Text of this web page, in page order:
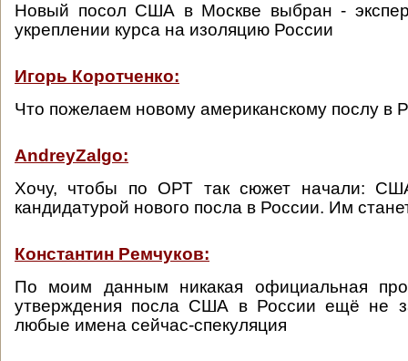
Новый посол США в Москве выбран -
укреплении курса на изоляцию России
Игорь Коротченко:
Что пожелаем новому американскому послу в
AndreyZalgo:
Хочу, чтобы по ОРТ так сюжет начали:
кандидатурой нового посла в России. Им
Константин Ремчуков:
По моим данным никакая официальная
утверждения посла США в России ещё не
любые имена сейчас-спекуляция